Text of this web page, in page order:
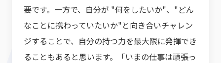
要です。一方で、自分が "何をしたいか"、"どん
なことに携わっていたいか"と向き合いチャレン
ジすることで、自分の持つ力を最大限に発揮でき
ることもあると思います。「いまの仕事は頑張っ